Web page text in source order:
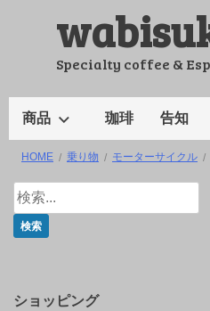
Specialty coffee &
商品 珈琲 告知
HOME 乗り物 モーターサイクル
ショッピング